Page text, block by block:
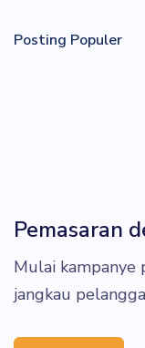
Posting Populer
Pemasaran
Mulai kampanye
jangkau